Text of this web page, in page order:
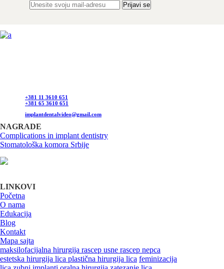
+381 11 3610 651
+381 65 3610 651
implantdentalvideo@gmail.com
NAGRADE
Complications in implant dentistry
Stomatološka komora Srbije
LINKOVI
Početna
O nama
Edukacija
Blog
Kontakt
Mapa sajta
maksilofacijalna hirurgija rascep usne rascep nepca
estetska hirurgija lica plastična hirurgija lica feminizacija